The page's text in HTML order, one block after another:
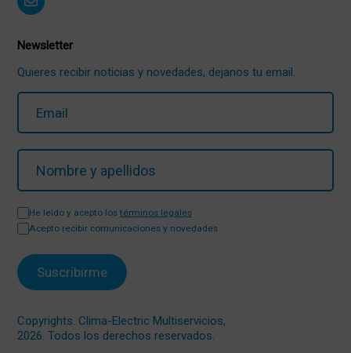
Newsletter
Quieres recibir noticias y novedades, dejanos tu email.
He leído y acepto los términos legales
Acepto recibir comunicaciones y novedades
Copyrights. Clima-Electric Multiservicios,
2026. Todos los derechos reservados.